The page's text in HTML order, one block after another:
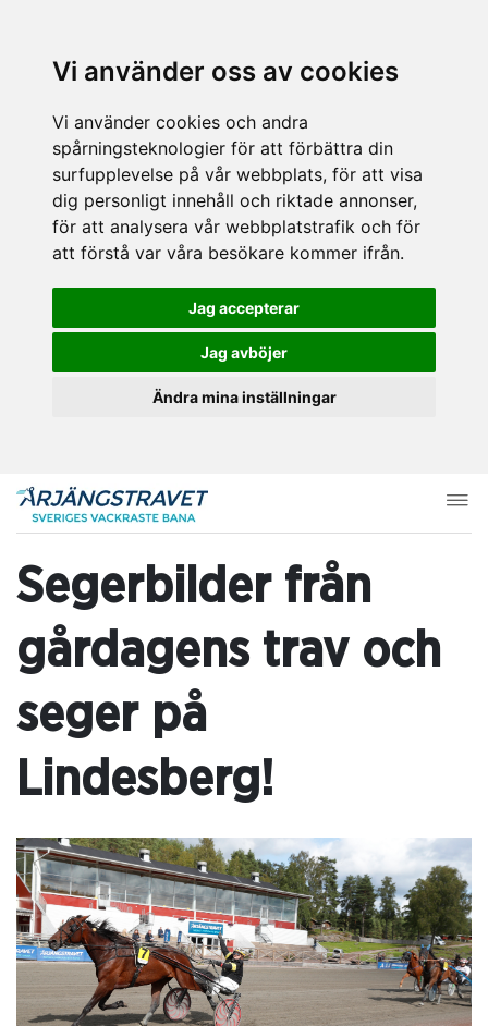
Vi använder oss av cookies
Vi använder cookies och andra
spårningsteknologier för att förbättra din
surfupplevelse på vår webbplats, för att visa
dig personligt innehåll och riktade annonser,
för att analysera vår webbplatstrafik och för
att förstå var våra besökare kommer ifrån.
Jag accepterar
Jag avböjer
Ändra mina inställningar
Segerbilder från
gårdagens trav och
seger på
Lindesberg!